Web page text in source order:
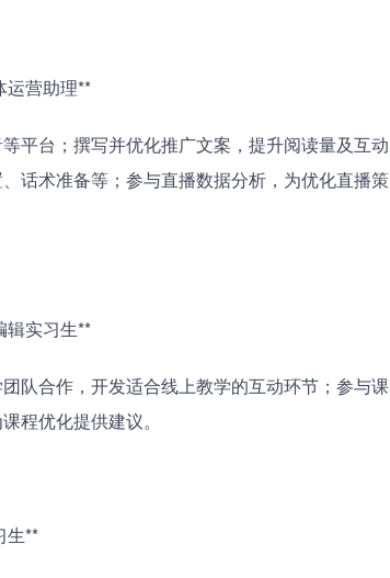
体运营助理**
平台；撰写并优化推广文案，提升阅读量及互动
话术准备等；参与直播数据分析，为优化直播策
编辑实习生**
队合作，开发适合线上教学的互动环节；参与课
程优化提供建议。
习生**